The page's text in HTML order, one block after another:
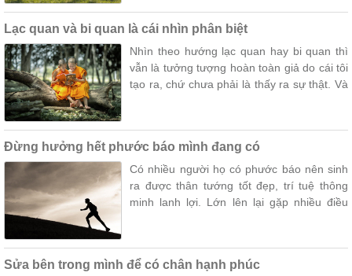
Lạc quan và bi quan là cái nhìn phân biệt
Nhìn theo hướng lạc quan hay bi quan thì
vẫn là tưởng tượng hoàn toàn giả do cái tôi
tạo ra, chứ chưa phải là thấy ra sự thật. Và
Đừng hưởng hết phước báo mình đang có
Có nhiều người họ có phước báo nên sinh
ra được thân tướng tốt đẹp, trí tuệ thông
minh lanh lợi. Lớn lên lại gặp nhiều điều
hành trong các đời trước nên nay nhận
được quả lành.
Sửa bên trong mình để có chân hạnh phúc